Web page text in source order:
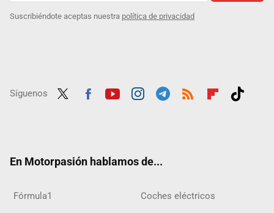
Suscribiéndote aceptas nuestra política de privacidad
Síguenos
En Motorpasión hablamos de...
Fórmula1 Coches eléctricos